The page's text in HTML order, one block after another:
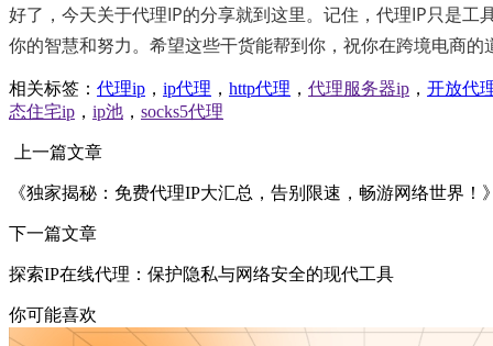
好了，今天关于代理IP的分享就到这里。记住，代理IP只是工
你的智慧和努力。希望这些干货能帮到你，祝你在跨境电商
相关标签： 代理ip ， ip代理 ， http代理 ， 代理服务器ip ， 开放代
态住宅ip ， ip池 ， socks5代理
上一篇文章
《独家揭秘：免费代理IP大汇总，告别限速，畅游网络世界！
下一篇文章
探索IP在线代理：保护隐私与网络安全的现代工具
你可能喜欢